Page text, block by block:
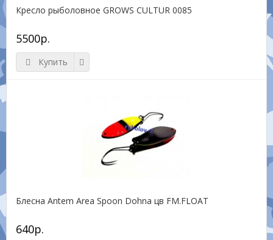
Кресло рыболовное GROWS CULTUR 0085
5500р.
Купить
Блесна Antem Area Spoon Dohna цв FM.FLOAT
640р.